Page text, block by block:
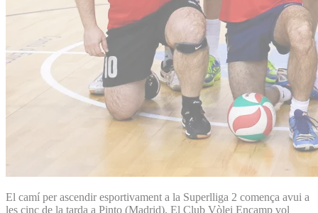
El camí per ascendir esportivament a la Superlliga 2 comença avui a
les cinc de la tarda a Pinto (Madrid). El Club Vòlei Encamp vol